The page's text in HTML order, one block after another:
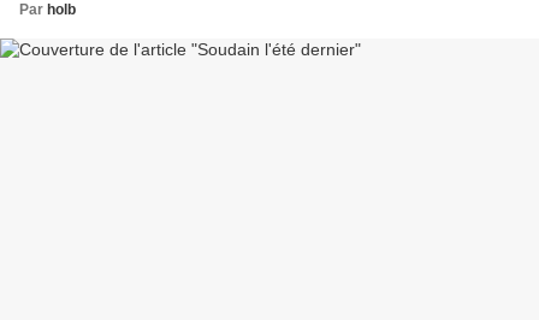
Par holb